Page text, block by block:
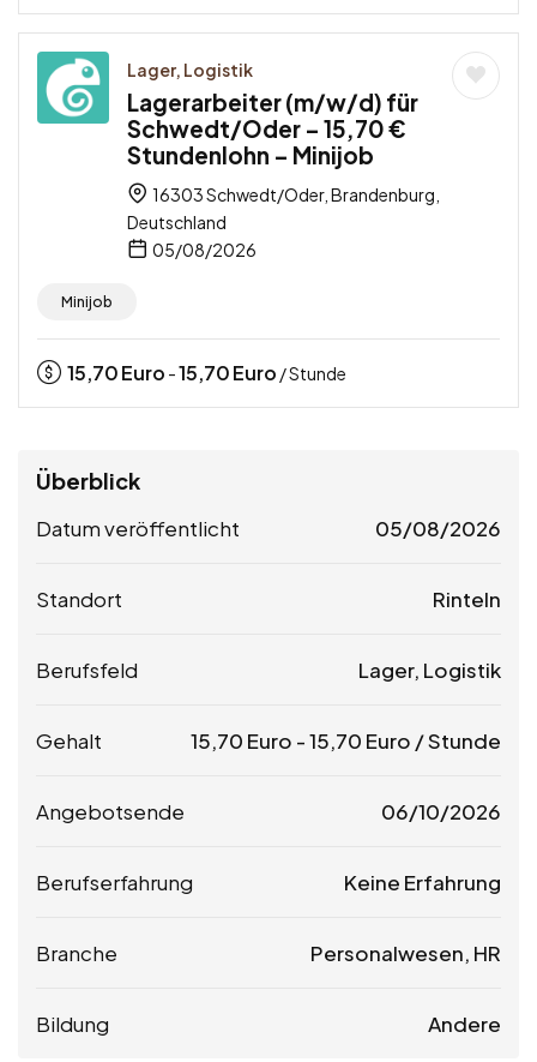
Lager, Logistik
Lagerarbeiter (m/w/d) für
Schwedt/Oder – 15,70 €
Stundenlohn – Minijob
16303 Schwedt/Oder, Brandenburg,
Deutschland
05/08/2026
Minijob
15,70Euro -15,70Euro / Stunde
Überblick
Datum veröffentlicht 05/08/2026
Standort Rinteln
Berufsfeld Lager, Logistik
Gehalt 15,70 Euro -15,70 Euro / Stunde
Angebotsende 06/10/2026
Berufserfahrung Keine Erfahrung
Branche Personalwesen, HR
Bildung Andere